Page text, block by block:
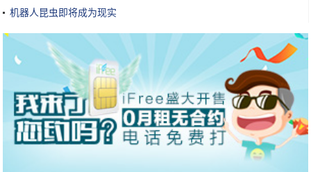
机器人昆虫即将成为现实